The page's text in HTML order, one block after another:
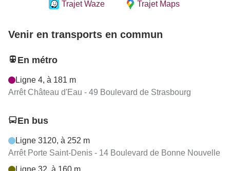
Trajet Waze Trajet Maps
Venir en transports en commun
En métro
Ligne 4, à 181 m
Arrêt Château d'Eau - 49 Boulevard de Strasbourg
En bus
Ligne 3120, à 252 m
Arrêt Porte Saint-Denis - 14 Boulevard de Bonne Nouvelle
Ligne 32, à 160 m